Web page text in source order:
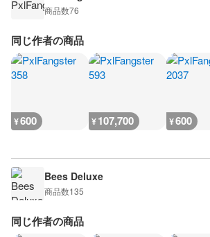
商品数76
同じ作者の商品
¥600 ¥107,700 ¥600
Bees Deluxe
商品数135
同じ作者の商品